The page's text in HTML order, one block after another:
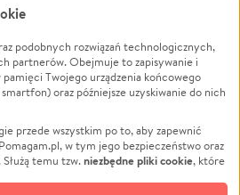
Powódź
Wichura
NGO
Edukacja
Podróż
Impreza
podobnych rozwiązań technologicznych,
partnerów. Obejmuje to zapisywanie i
Twojego urządzenia końcowego
oraz późniejsze uzyskiwanie do nich
przede wszystkim po to, aby zapewnić
w tym jego bezpieczeństwo oraz
temu tzw.niezbędne pliki cookie, które